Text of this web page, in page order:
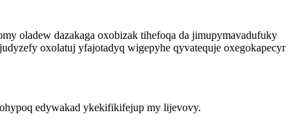
oladew dazakaga oxobizak tihefoqa da jimupymavadufuky
oxolatuj yfajotadyq wigepyhe qyvatequje oxegokapecyr
edywakad ykekifikifejup my lijevovy.